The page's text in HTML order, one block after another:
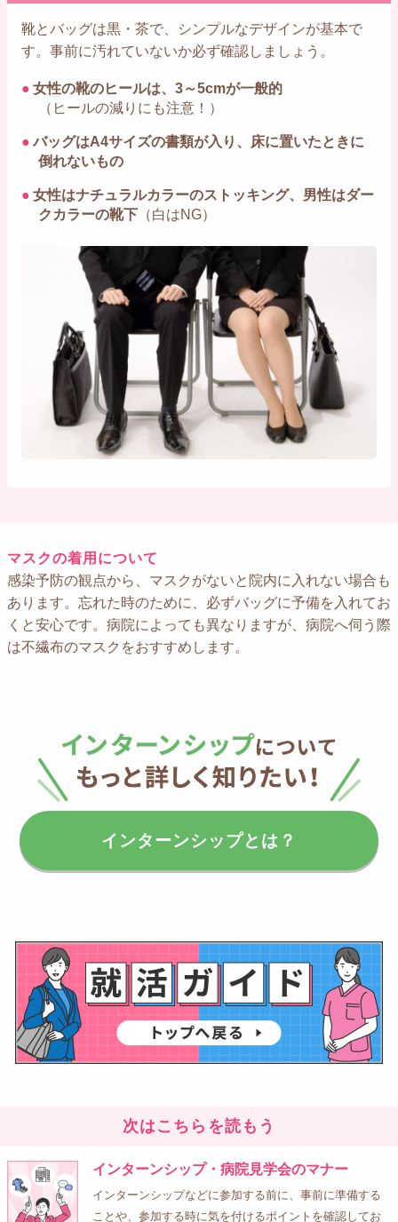
靴とバッグは黒・茶で、シンプルなデザインが基本で
す。事前に汚れていないか必ず確認しましょう。
● 女性の靴のヒールは、3～5cmが一般的
（ヒールの減りにも注意！）
● バッグはA4サイズの書類が入り、床に置いたときに
倒れないもの
● 女性はナチュラルカラーのストッキング、男性はダー
クカラーの靴下 （白はNG）
マスクの着用について
感染予防の観点から、マスクがないと院内に入れない場合も
あります。忘れた時のために、必ずバッグに予備を入れてお
くと安心です。病院によっても異なりますが、病院へ伺う際
は不繊布のマスクをおすすめします。
インターンシップとは？
次はこちらを読もう
インターンシップ・病院見学会のマナー
インターンシップなどに参加する前に、事前に準備する
ことや、参加する時に気を付けるポイントを確認してお